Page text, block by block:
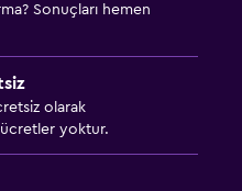
Sonuçları hemen
olarak
ücretler yoktur.